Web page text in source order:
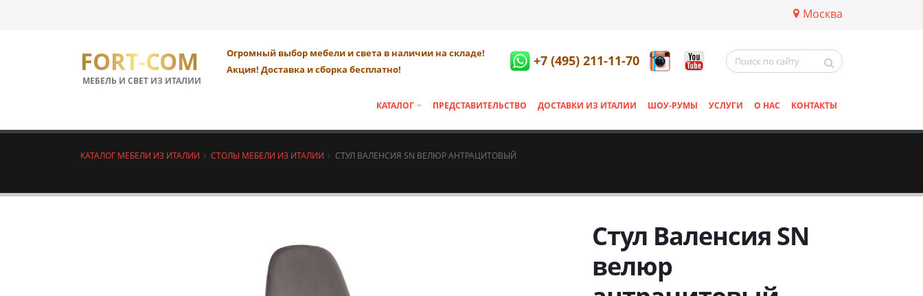
Москва
FORT-COM
МЕБЕЛЬ И СВЕТ ИЗ ИТАЛИИ
Огромный выбор мебели и света в наличии на складе!
Акция! Доставка и сборка бесплатно!
+7 (495) 211-11-70
КАТАЛОГ ПРЕДСТАВИТЕЛЬСТВО ДОСТАВКИ ИЗ ИТАЛИИ ШОУ-РУМЫ УСЛУГИ О НАС КОНТАКТЫ
КАТАЛОГ МЕБЕЛИ ИЗ ИТАЛИИ СТОЛЫ МЕБЕЛИ ИЗ ИТАЛИИ СТУЛ ВАЛЕНСИЯ SN ВЕЛЮР АНТРАЦИТОВЫЙ
Стул Валенсия SN
велюр